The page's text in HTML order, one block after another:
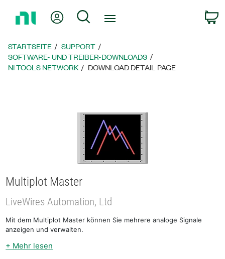
zur
Mein KontoSuche
STARTSEITE
SUPPORT
SOFTWARE- UND TREIBER-DOWNLOADS
NI TOOLS NETWORK
DOWNLOAD DETAIL PAGE
Multiplot Master
LiveWires Automation, Ltd
Mit dem Multiplot Master können Sie mehrere analoge Signale
anzeigen und verwalten.
+ Mehr lesen